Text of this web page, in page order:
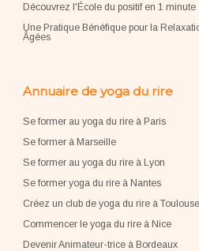
Découvrez l'École du positif en 1 minute
Une Pratique Bénéfique pour la
Âgées
Annuaire de yoga du rire
Se former au yoga du rire à Paris
Se former à Marseille
Se former au yoga du rire à Lyon
Se former yoga du rire à Nantes
Créez un club de yoga du rire à Toulouse
Commencer le yoga du rire à Nice
Devenir Animateur-trice à Bordeaux